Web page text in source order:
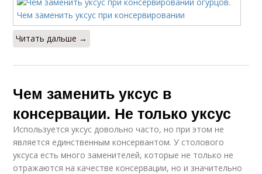
Читать дальше →
Чем заменить уксус в
консервации. Не только уксус
Используется уксус довольно часто, но при этом не
является единственным консервантом. У столового
уксуса есть много заменителей, которые не только не
отражаются на качестве консервации, но и значительно